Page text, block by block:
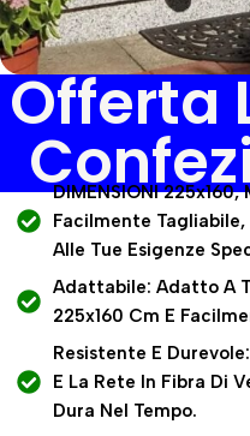
Offerta
DIMENSIONI 225x160,
Facilmente
Alle Tue Esigenze
Adattabile: Adatto A
225x160 Cm E
Resistente E
E La Rete In Fibra Di
Dura Nel Tempo.